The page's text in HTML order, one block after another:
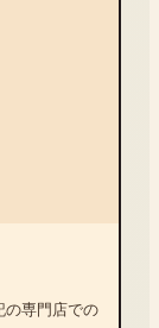
の専門店での